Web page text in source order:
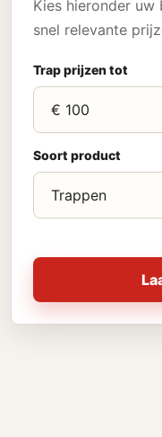
Kies hieronder
snel relevante
Trap prijzen tot
Soort product